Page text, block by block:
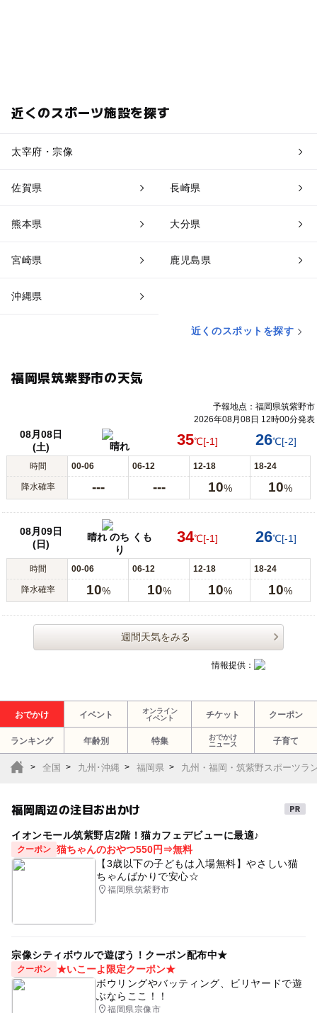
近くのスポーツ施設を探す
太宰府・宗像
佐賀県 長崎県
熊本県 大分県
宮崎県 鹿児島県
沖縄県
近くのスポットを探す
福岡県筑紫野市の天気
予報地点：福岡県筑紫野市
2026年08月08日 12時00分発表
08月08日
(土)
晴れ 35℃[-1] 26℃[-2]
時間 00-06 06-12 12-18 18-24
降水確率 --- --- 10% 10%
08月09日
(日)
晴れ のち くも
り
34℃[-1] 26℃[-1]
時間 00-06 06-12 12-18 18-24
降水確率 10% 10% 10% 10%
週間天気をみる
情報提供：
おでかけ イベント
オンライン
イベント
チケット クーポン
ランキング 年齢別 特集
おでかけ
ニュース
子育て
全国 九州･沖縄 福岡県 九州・福岡・筑紫野スポーツラ
福岡周辺の注目お出かけ
イオンモール筑紫野店2階！猫カフェデビューに最適♪
クーポン 猫ちゃんのおやつ550円⇒無料
【3歳以下の子どもは入場無料】やさしい猫
ちゃんばかりで安心☆
福岡県筑紫野市
宗像シティボウルで遊ぼう！クーポン配布中★
クーポン ★いこーよ限定クーポン★
ボウリングやバッティング、ビリヤードで遊
ぶならここ！！
福岡県宗像市